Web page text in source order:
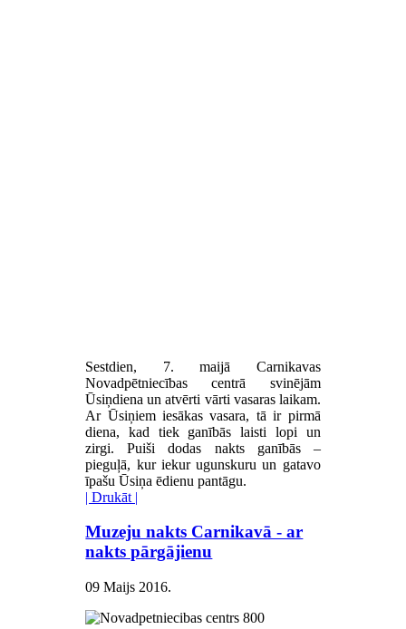
Sestdien, 7. maijā Carnikavas
Novadpētniecības centrā svinējām
Ūsiņdiena un atvērti vārti vasaras laikam.
Ar Ūsiņiem iesākas vasara, tā ir pirmā
diena, kad tiek ganībās laisti lopi un
zirgi. Puiši dodas nakts ganībās –
pieguļā, kur iekur ugunskuru un gatavo
īpašu Ūsiņa ēdienu pantāgu.
| Drukāt |
Muzeju nakts Carnikavā - ar
nakts pārgājienu
09 Maijs 2016.